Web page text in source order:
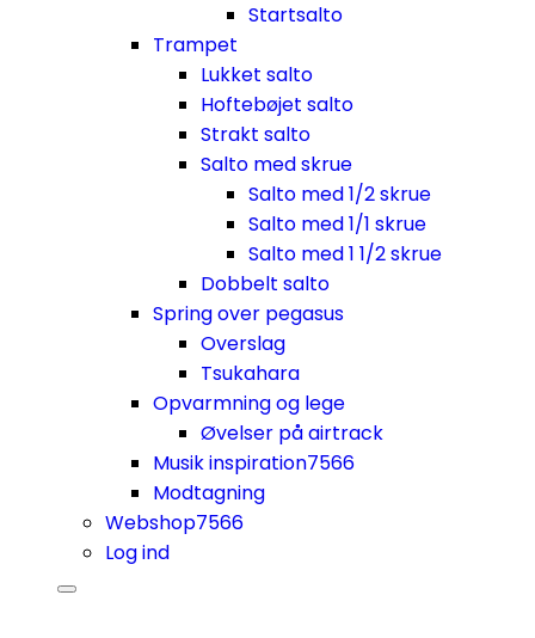
Startsalto
Trampet
Lukket salto
Hoftebøjet salto
Strakt salto
Salto med skrue
Salto med 1/2 skrue
Salto med 1/1 skrue
Salto med 1 1/2 skrue
Dobbelt salto
Spring over pegasus
Overslag
Tsukahara
Opvarmning og lege
Øvelser på airtrack
Musik inspiration7566
Modtagning
Webshop7566
Log ind